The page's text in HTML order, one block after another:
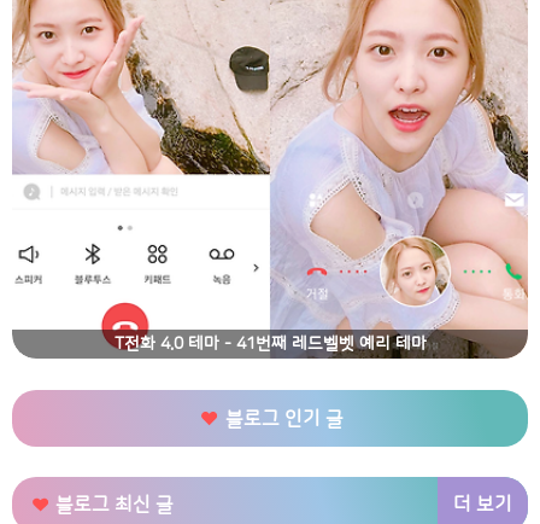
T전화 4.0 테마 - 41번째 레드벨벳 예리 테마
블로그 인기 글
블로그 최신 글 더 보기